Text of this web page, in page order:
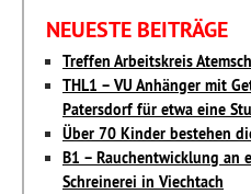
NEUESTE BEITRÄGE
Treffen Arbeitskreis
THL1 – VU Anhänger mit
Patersdorf für etwa eine
Über 70 Kinder bestehen
B1 – Rauchentwicklung an
Schreinerei in Viechtach